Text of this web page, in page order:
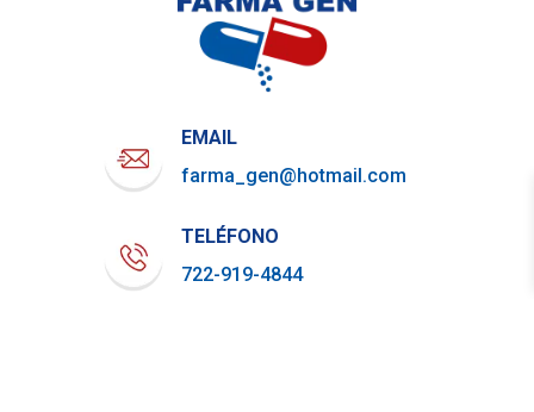
EMAIL
farma_gen@hotmail.com
TELÉFONO
722-919-4844